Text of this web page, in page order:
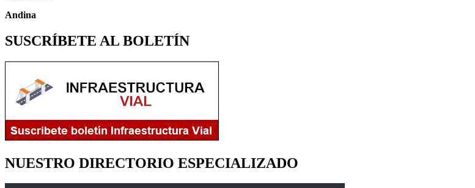
Andina
SUSCRÍBETE AL BOLETÍN
NUESTRO DIRECTORIO ESPECIALIZADO